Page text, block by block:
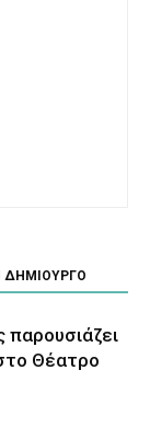
ΔΗΜΙΟΥΡΓΟ
Θέατρο